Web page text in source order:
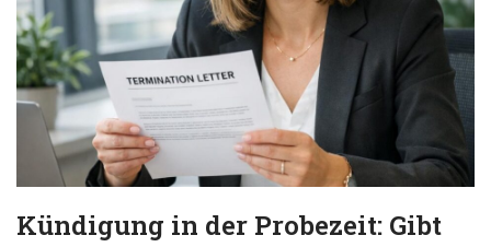
Kündigung in der Probezeit: Gibt